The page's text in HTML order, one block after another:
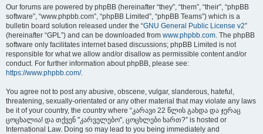
Our forums are powered by phpBB (hereinafter “they”, “them”, “their”, “phpBB
software”, “www.phpbb.com”, “phpBB Limited”, “phpBB Teams”) which is a
bulletin board solution released under the “GNU General Public License v2”
(hereinafter “GPL”) and can be downloaded from www.phpbb.com. The phpBB
software only facilitates internet based discussions; phpBB Limited is not
responsible for what we allow and/or disallow as permissible content and/or
conduct. For further information about phpBB, please see:
https://www.phpbb.com/.
You agree not to post any abusive, obscene, vulgar, slanderous, hateful,
threatening, sexually-orientated or any other material that may violate any laws
be it of your country, the country where “კარავი 22 წლის გახდა და ჯერაც
ცოცხალია! და თქვენ "კარველებო", ცოცხლები ხართ?” is hosted or
International Law. Doing so may lead to you being immediately and